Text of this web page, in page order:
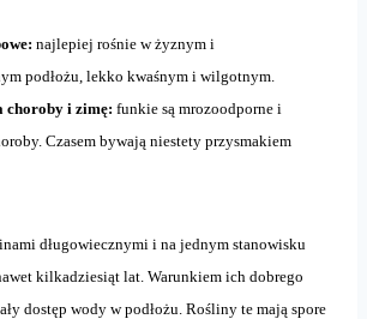
najlepiej rośnie w żyznym i
podłożu, lekko kwaśnym i wilgotnym.
choroby i zimę: funkie są mrozoodporne i
Czasem bywają niestety przysmakiem
długowiecznymi i na jednym stanowisku
kilkadziesiąt lat. Warunkiem ich dobrego
dostęp wody w podłożu. Rośliny te mają spore